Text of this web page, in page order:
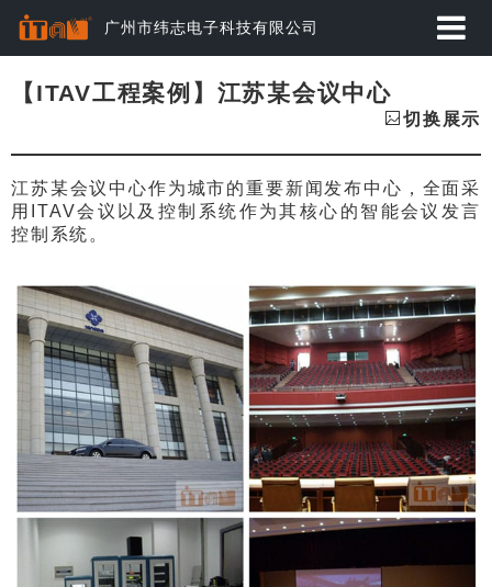
广州市纬志电子科技有限公司
首页
产品中心
动态资讯
经典案例
关于纬志
服务与下载
【ITAV工程案例】江苏某会议中心
切换展示
江苏某会议中心作为城市的重要新闻发布中心，全面采
用ITAV会议以及控制系统作为其核心的智能会议发言
控制系统。